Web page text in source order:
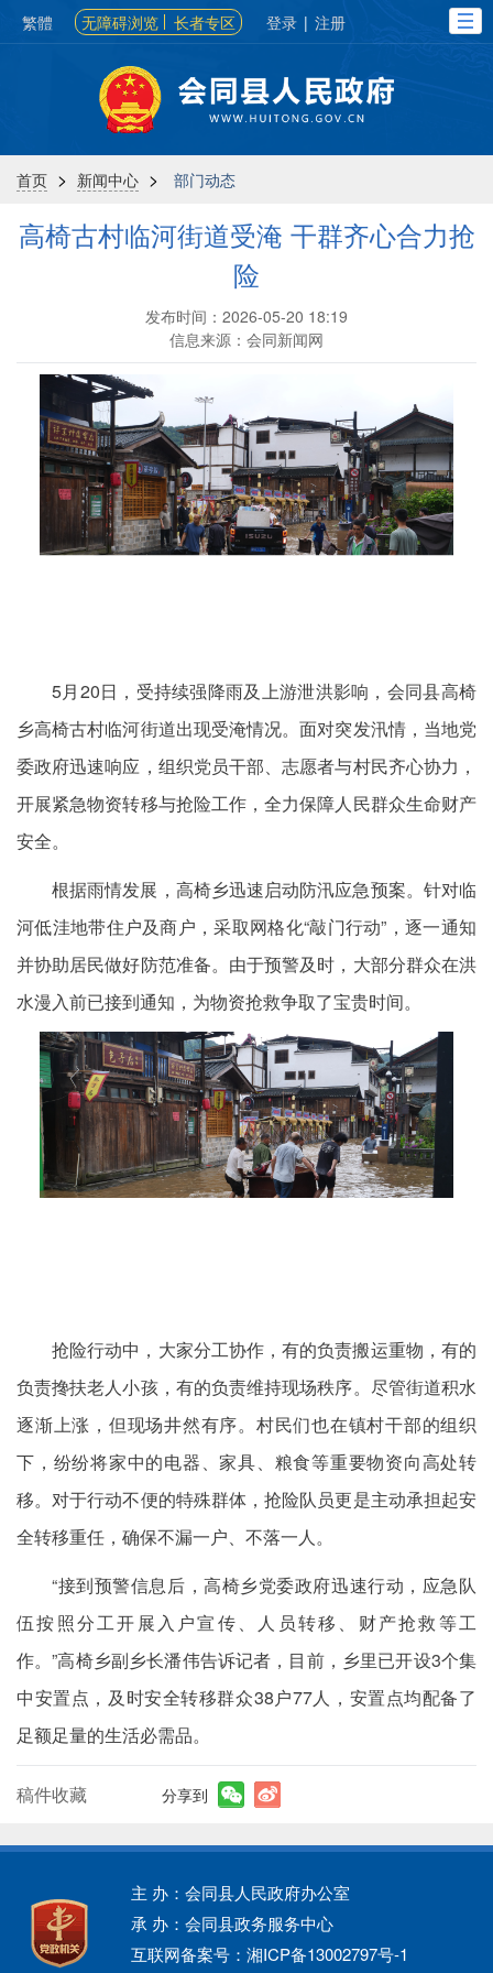
繁體 无障碍浏览 长者专区 登录 | 注册
首页 > 新闻中心 > 部门动态
高椅古村临河街道受淹 干群齐心合力抢
险
发布时间：2026-05-20 18:19
信息来源：会同新闻网
5月20日，受持续强降雨及上游泄洪影响，会同县高椅
乡高椅古村临河街道出现受淹情况。面对突发汛情，当地党
委政府迅速响应，组织党员干部、志愿者与村民齐心协力，
开展紧急物资转移与抢险工作，全力保障人民群众生命财产
安全。
根据雨情发展，高椅乡迅速启动防汛应急预案。针对临
河低洼地带住户及商户，采取网格化“敲门行动”，逐一通知
并协助居民做好防范准备。由于预警及时，大部分群众在洪
水漫入前已接到通知，为物资抢救争取了宝贵时间。
抢险行动中，大家分工协作，有的负责搬运重物，有的
负责搀扶老人小孩，有的负责维持现场秩序。尽管街道积水
逐渐上涨，但现场井然有序。村民们也在镇村干部的组织
下，纷纷将家中的电器、家具、粮食等重要物资向高处转
移。对于行动不便的特殊群体，抢险队员更是主动承担起安
全转移重任，确保不漏一户、不落一人。
“接到预警信息后，高椅乡党委政府迅速行动，应急队
伍按照分工开展入户宣传、人员转移、财产抢救等工
作。”高椅乡副乡长潘伟告诉记者，目前，乡里已开设3个集
中安置点，及时安全转移群众38户77人，安置点均配备了
足额足量的生活必需品。
稿件收藏 分享到
主 办：会同县人民政府办公室
承 办：会同县政务服务中心
互联网备案号：湘ICP备13002797号-1